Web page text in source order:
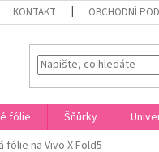
KONTAKT OBCHODNÍ
fólie Šňůrky
fólie na Vivo X Fold5